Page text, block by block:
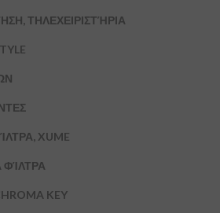
ΤΗΛΕΧΕΙΡΙΣΤΉΡΙΑ
XUME
ΦΊΛΤΡΑ
KEY